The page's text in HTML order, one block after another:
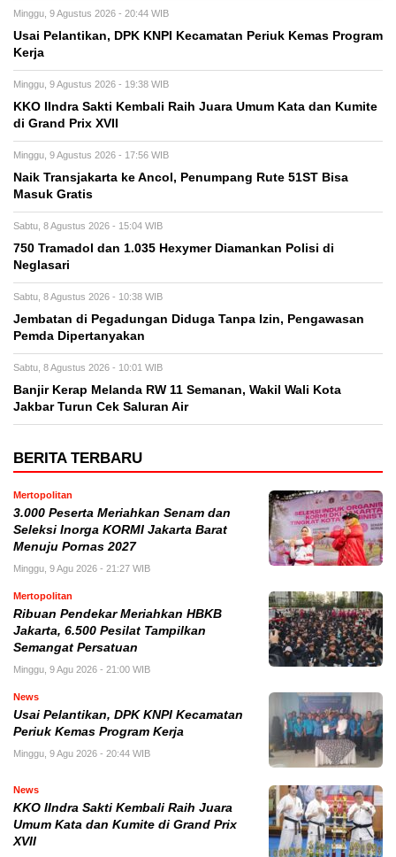
Minggu, 9 Agustus 2026 - 20:44 WIB
Usai Pelantikan, DPK KNPI Kecamatan Periuk Kemas Program
Kerja
Minggu, 9 Agustus 2026 - 19:38 WIB
KKO IIndra Sakti Kembali Raih Juara Umum Kata dan Kumite
di Grand Prix XVII
Minggu, 9 Agustus 2026 - 17:56 WIB
Naik Transjakarta ke Ancol, Penumpang Rute 51ST Bisa
Masuk Gratis
Sabtu, 8 Agustus 2026 - 15:04 WIB
750 Tramadol dan 1.035 Hexymer Diamankan Polisi di
Neglasari
Sabtu, 8 Agustus 2026 - 10:38 WIB
Jembatan di Pegadungan Diduga Tanpa Izin, Pengawasan
Pemda Dipertanyakan
Sabtu, 8 Agustus 2026 - 10:01 WIB
Banjir Kerap Melanda RW 11 Semanan, Wakil Wali Kota
Jakbar Turun Cek Saluran Air
BERITA TERBARU
Mertopolitan
3.000 Peserta Meriahkan Senam dan
Seleksi Inorga KORMI Jakarta Barat
Menuju Pornas 2027
Minggu, 9 Agu 2026 - 21:27 WIB
Mertopolitan
Ribuan Pendekar Meriahkan HBKB
Jakarta, 6.500 Pesilat Tampilkan
Semangat Persatuan
Minggu, 9 Agu 2026 - 21:00 WIB
News
Usai Pelantikan, DPK KNPI Kecamatan
Periuk Kemas Program Kerja
Minggu, 9 Agu 2026 - 20:44 WIB
News
KKO IIndra Sakti Kembali Raih Juara
Umum Kata dan Kumite di Grand Prix
XVII